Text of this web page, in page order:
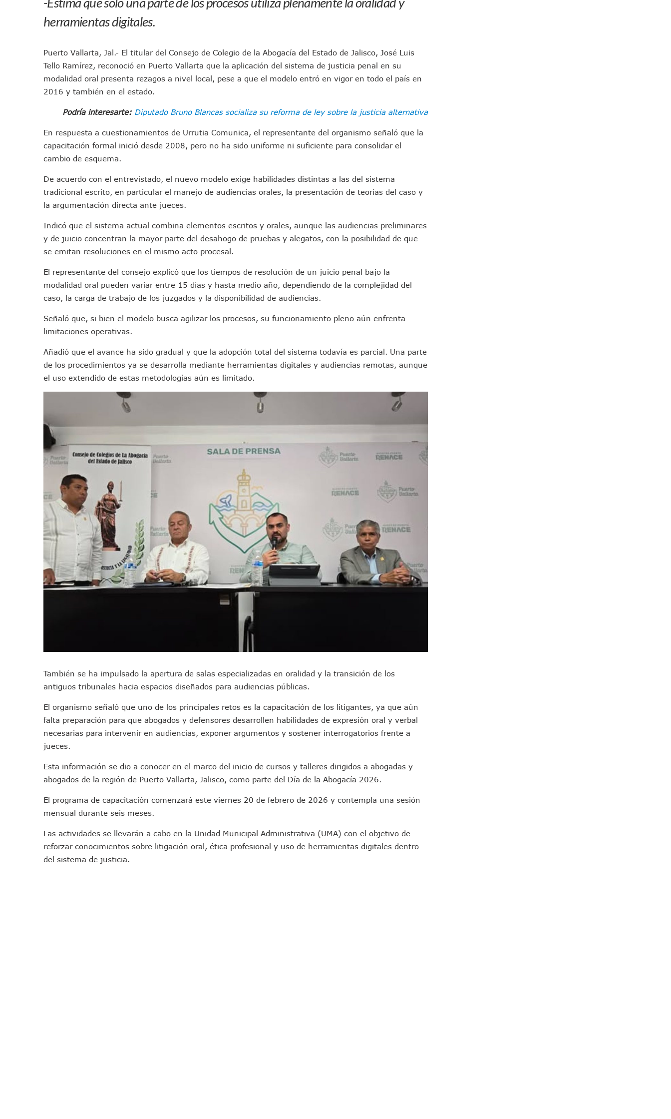
Pancho López; En La Mira Del Comité Nacional Del PAN
Cae El “R1”, Presunto Autor Intelectual Del Homicidio De Carlos Manzo
Citan A Siete Integrantes De La Semar Por Investigación Por Huachicol Fiscal
IMSS Invierte 12.6 MDP En Remodelar Urgencias Del Hospital 42 De Puerto Vallarta
En Abril 2027 Terminarán El Centro Regional De Autismo En Puerto Vallarta
Puerto Vallarta Fortalece Su Promoción En California Con Seminarios Turísticos
Nidos De Lluvia Busca Beneficiar A 100 Familias De Puerto Vallarta
Morena Cierra Filas Por La Defensa Del Agua De Calidad En La Zona Metropolitana De Guadalajara
Regresa A Puerto Vallarta La Premiación Nacional De La Liga Premier FMF
Ra Aguilar Acompaña A Cientos De Familias En Las Paseadas De Las Palmas 2026
Oleaje Y Riesgo Por Cocodrilos Mantienen Restricciones En Playas De Puerto Vallarta
México Necesitaba 600 Mil Empleos; Solo Generó 262 Mil En Seis Meses: Coparmex
ATM Incorpora 20 Nuevos Camiones Al Corredor Bahía De Banderas–Puerto Vallarta
Colectivos Piden A Lemus Más Ministerios Públicos Para Puerto Vallarta
Avenida Federación En Puerto Vallarta Registra 80% De Avance En Su Construcción
Caída De “El Mencho” Elevó Percepción De Inseguridad En Puerto Vallarta
CEDHJ Señala Violaciones A Derechos De Víctima De Abuso Sexual En Preescolar
Ayutla Bajo Investigación Tras Reporte De Posible Crematorio Clandestino
Lluvias E Inundaciones No Detienen El Transporte Público En Puerto Vallarta
Bruno Blancas Reúne A Especialistas Para Analizar La Conservación Del Estero El Salado
Entregan Aparato Auditivo A Don Juan Ramírez En Puerto Vallarta
Juan Carlos Castro Realiza Asamblea Informativa En La Colonia Bobadilla
Huracán En Formación Podría Generar Oleaje Elevado En La Costa De Jalisco
Viajar A Puerto Vallarta Este Verano Puede Costar Hasta 22 Mil 677 Pesos
Buscan Reducir Riesgos Por Cocodrilos En Playas De Puerto Vallarta
Plantean “Ley Don Juanito” Al Diputado Federal Bruno Blancas
Vecinos De La Playita Reciben A Juan Carlos Castro
Asesinan En Oaxaca Al Periodista Francisco Alejandro Leyva Aguilar
Detienen A Cuatro Hombres Armados En Bucerías; Aseguran Armas Y “poncha Llantas”
Yussara Canales Pide Transparencia Sobre Nuevo Vertedero En Tepatitlán
Adultos Mayores De Ixtapa Tendrán Una “Casa De Día” Renovada
Mujeres Recorren Calles De Ixtapa Para Identificar Problemas De Seguridad Y Movilidad
Bruno Blancas Convoca A Mesa De Análisis Para La Conservación Del Estero El Salado
CUCosta E IMSS Nayarit Avanzan En Acuerdos Para Ampliar La Formación Clínica De Estudiantes
Videos De Presunto Convoy Armado Desatan Operativo En Puerto Vallarta
Playa Las Cocinas: Retiran Concesión Y Anuncian Plan De Restauración Ambiental
Dr. Álvarez Zayas Dirige Plan De Salud Animal Y Prevención Del Dengue En Tomatlán
“El Mayo” Zambada Es Condenado A Morir En Prisión En Estados Unidos
Orgullo Vallartense: Zhoemí Luévanos Competirá En El Panamericano De Esgrima
Brigada Forense Brindará Atención A Familias De Personas Desaparecidas En Tapalpa
Vecinos De Vallarta 500 Exponen Queja De Vialidades A Juan Carlos Castro
Pelea De Extranjera Durante Función De “La Odisea” En Puerto Vallarta Se Vuelve Viral
Llegan Camiones “oruga” A Puerto Vallarta Con Capacidad Para 130 Pasajeros C/u
Coordinan Operativo Para Las Tradicionales Paseadas 2026 De Las Palmas
Acusado De Homicidio En El Tuito Permanecerá Un Año En Prisión Preventiva
Donald Trump Asistirá A La Final Del Mundial 2026 Entre España Y Argentina
Retiran 10 Toneladas De Macroalga En Playa De Guayabitos; Investigan Origen Del Fenómeno
herramientas digitales.
Puerto Vallarta, Jal.- El titular del Consejo de Colegio de la Abogacía del Estado de Jalisco, José Luis
Tello Ramírez, reconoció en Puerto Vallarta que la aplicación del sistema de justicia penal en su
modalidad oral presenta rezagos a nivel local, pese a que el modelo entró en vigor en todo el país en
2016 y también en el estado.
Podría interesarte: Diputado Bruno Blancas socializa su reforma de ley sobre la justicia alternativa
En respuesta a cuestionamientos de Urrutia Comunica, el representante del organismo señaló que la
capacitación formal inició desde 2008, pero no ha sido uniforme ni suficiente para consolidar el
cambio de esquema.
De acuerdo con el entrevistado, el nuevo modelo exige habilidades distintas a las del sistema
tradicional escrito, en particular el manejo de audiencias orales, la presentación de teorías del caso y
la argumentación directa ante jueces.
Indicó que el sistema actual combina elementos escritos y orales, aunque las audiencias preliminares
y de juicio concentran la mayor parte del desahogo de pruebas y alegatos, con la posibilidad de que
se emitan resoluciones en el mismo acto procesal.
El representante del consejo explicó que los tiempos de resolución de un juicio penal bajo la
modalidad oral pueden variar entre 15 días y hasta medio año, dependiendo de la complejidad del
caso, la carga de trabajo de los juzgados y la disponibilidad de audiencias.
Señaló que, si bien el modelo busca agilizar los procesos, su funcionamiento pleno aún enfrenta
limitaciones operativas.
Añadió que el avance ha sido gradual y que la adopción total del sistema todavía es parcial. Una parte
de los procedimientos ya se desarrolla mediante herramientas digitales y audiencias remotas, aunque
el uso extendido de estas metodologías aún es limitado.
También se ha impulsado la apertura de salas especializadas en oralidad y la transición de los
antiguos tribunales hacia espacios diseñados para audiencias públicas.
El organismo señaló que uno de los principales retos es la capacitación de los litigantes, ya que aún
falta preparación para que abogados y defensores desarrollen habilidades de expresión oral y verbal
necesarias para intervenir en audiencias, exponer argumentos y sostener interrogatorios frente a
jueces.
Esta información se dio a conocer en el marco del inicio de cursos y talleres dirigidos a abogadas y
abogados de la región de Puerto Vallarta, Jalisco, como parte del Día de la Abogacía 2026.
El programa de capacitación comenzará este viernes 20 de febrero de 2026 y contempla una sesión
mensual durante seis meses.
Las actividades se llevarán a cabo en la Unidad Municipal Administrativa (UMA) con el objetivo de
reforzar conocimientos sobre litigación oral, ética profesional y uso de herramientas digitales dentro
del sistema de justicia.